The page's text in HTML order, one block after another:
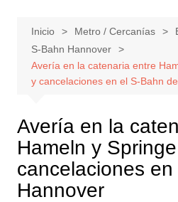
Inicio Metro / Cercanías
S-Bahn Hannover
Avería en la catenaria entre
y cancelaciones en el S-Bahn
Avería en la
Hameln y
cancelaciones
Hannover